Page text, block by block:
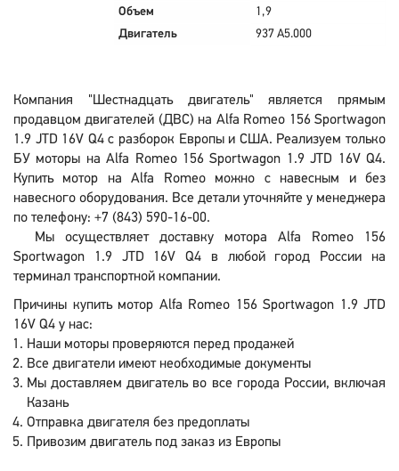
Объем
1,9
Двигатель
937 A5.000
Компания "Шестнадцать двигатель" является прямым
продавцом двигателей (ДВС) на Alfa Romeo 156 Sportwagon
1.9 JTD 16V Q4 с разборок Европы и США. Реализуем только
БУ моторы на Alfa Romeo 156 Sportwagon 1.9 JTD 16V Q4.
Купить мотор на Alfa Romeo можно с навесным и без
навесного оборудования. Все детали уточняйте у менеджера
по телефону: +7 (843) 590-16-00.
Мы осуществляет доставку мотора Alfa Romeo 156
Sportwagon 1.9 JTD 16V Q4 в любой город России на
терминал транспортной компании.
Причины купить мотор Alfa Romeo 156 Sportwagon 1.9 JTD
16V Q4 у нас:
Наши моторы проверяются перед продажей
Все двигатели имеют необходимые документы
Мы доставляем двигатель во все города России, включая
Казань
Отправка двигателя без предоплаты
Привозим двигатель под заказ из Европы